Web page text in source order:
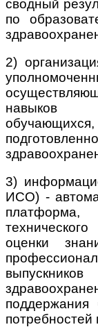
сводный
по
2)
навыков
обучающихся,
3)
ИСО) -
оценки
поддержания
потребностей